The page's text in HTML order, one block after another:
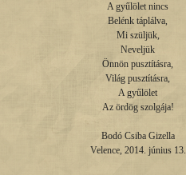
A gyűlölet nincs
Belénk táplálva,
Mi szüljük,
Neveljük
Önnön pusztításra,
Világ pusztításra,
A gyűlölet
Az ördög szolgája!
Bodó Csiba Gizella
Velence, 2014. június 13.